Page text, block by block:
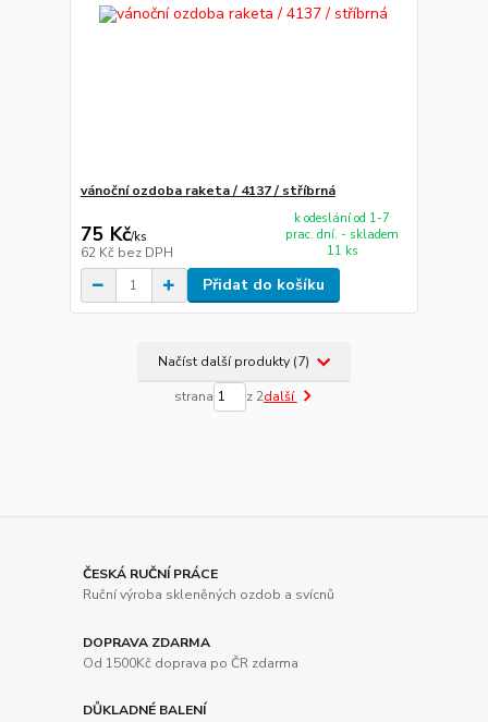
vánoční ozdoba raketa / 4137 / stříbrná
75 Kč/ks
62 Kč bez DPH
k odeslání od 1-7
prac. dní. - skladem
11 ks
Přidat do košíku
Načíst další produkty (7)
strana z 2další
ČESKÁ RUČNÍ PRÁCE
Ruční výroba skleněných ozdob a svícnů
DOPRAVA ZDARMA
Od 1500Kč doprava po ČR zdarma
DŮKLADNÉ BALENÍ